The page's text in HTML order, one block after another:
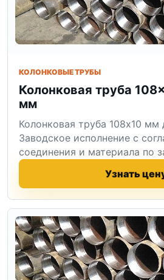
КОЛОНКОВЫЕ ТРУБЫ
Колонковая труба
мм
Колонковая труба 108x10
Заводское исполнение с
соединения и материала по
Узнать